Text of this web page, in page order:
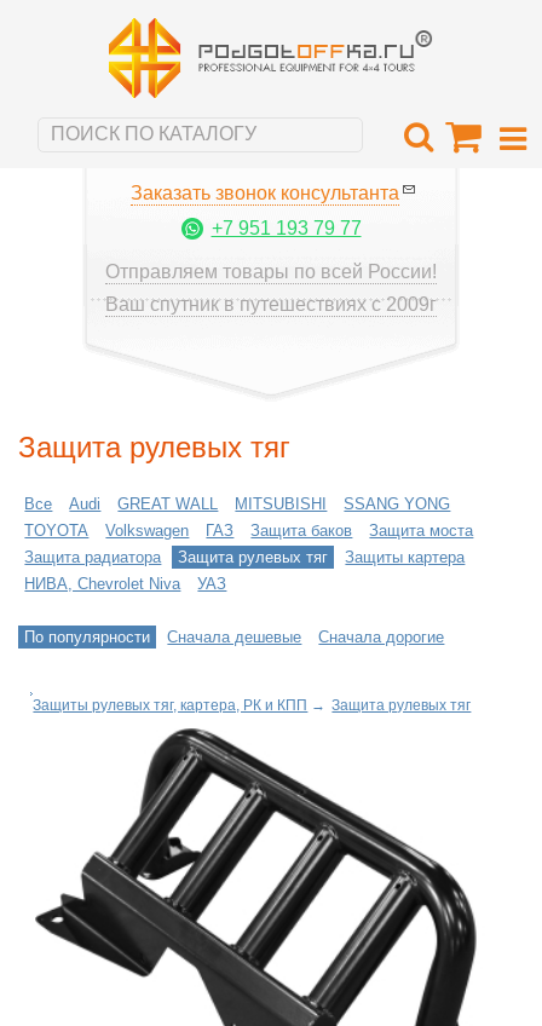
Заказать звонок консультанта
+7 951 193 79 77
Отправляем товары по всей России!
Ваш спутник в путешествиях с 2009г
Защита рулевых тяг
Все Audi GREAT WALL MITSUBISHI
SSANG YONG
TOYOTA
Volkswagen ГАЗ Защита баков
Защита моста
Защита радиатора
Защита рулевых тяг
Защиты картера
НИВА, Chevrolet Niva
УАЗ
По популярности Сначала дешевые Сначала дорогие
Защиты рулевых тяг, картера, РК и КПП → Защита рулевых тяг